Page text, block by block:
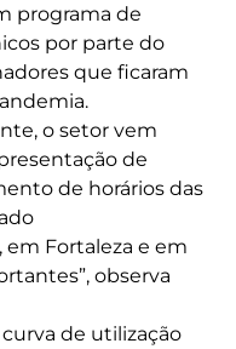
programa de
por parte do
que ficaram
o setor vem
de
de horários das
Fortaleza e em
observa
de utilização